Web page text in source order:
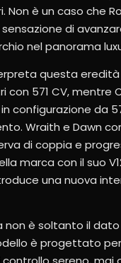
è un caso che
di
nel panorama
questa eredità
571 CV, mentre
configurazione da
Wraith e Dawn
di coppia e
marca con il suo
una nuova
non è soltanto il
è progettato